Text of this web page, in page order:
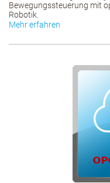
Bewegungssteuerung mit
Robotik.
Mehr erfahren